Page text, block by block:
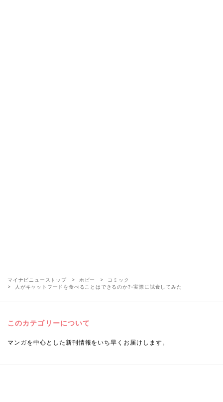
マイナビニューストップ ホビー
コミック
人がキャットフードを食べることはできるのか?-実際に試食してみた
このカテゴリーについて
マンガを中心とした新刊情報をいち早くお届けします。